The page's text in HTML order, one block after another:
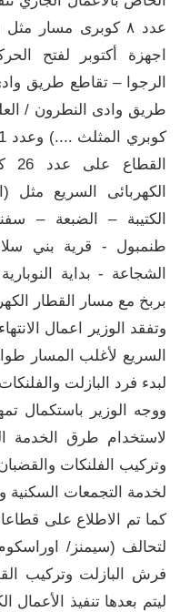
اجهزة أكتوبر لفتح
الرجوا – تقاطع طريق
طريق وادى النطرون /
الكتيبة – الضبعة –
طنمبول - قرية بني
بربخ مع مسار القطار
وتفقد الوزير اعمال
السريع لأغلب المسار
لبدء فرد البازلت
ووجه الوزير باستكمال
لاستخدام طرق الخدمة
وتركيب الفلنكات
لخدمة التجمعات السكنية
كما تم الاطلاع على
لتحالف (سيمنز/ اوراسكوم/
فرش البازلت وتركيب
ليتم بعدها تنفيذ الأعمال